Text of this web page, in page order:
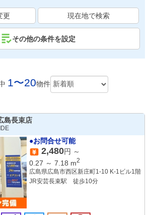
更 現在地で検索
その他の条件を設定
1〜20物件
島長束店
●お問合せ可能
2,480円 ～
0.27 ～ 7.18 m2
広島県広島市西区新庄町1-10 K-1ビル1階
JR安芸長束駅 徒歩10分